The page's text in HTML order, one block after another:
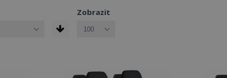
Zobrazit